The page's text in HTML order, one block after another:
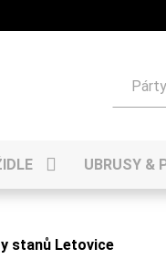
UBRUSY &
stanů Letovice